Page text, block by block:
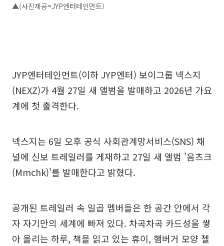
▲(사진제공=JYP엔터테인먼트)
JYP엔터테인먼트(이하 JYP엔터) 보이그룹 넥스지
(NEXZ)가 4월 27일 새 앨범을 발매하고 2026년 가요
계에 첫 출격한다.
넥스지는 6일 오후 공식 사회관계망서비스(SNS) 채
널에 신보 트레일러를 게재하고 27일 새 앨범 '음츠크
(Mmchk)'를 발매한다고 밝혔다.
공개된 트레일러 속 일곱 멤버들은 한 공간 안에서 각
자 자기만의 세계에 빠져 있다. 차곡차곡 카드성을 쌓
아 올리는 하루, 책을 읽고 있는 휴이, 햄버거 모양 젤